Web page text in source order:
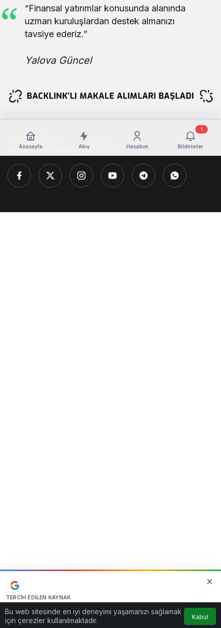
“Finansal yatırımlar konusunda alanında
uzman kuruluşlardan destek almanızı
tavsiye ederiz.”
Yalova Güncel
Bu web sitesinde en iyi deneyimi yaşamanızı sağlamak
için çerezler kullanılmaktadır.
Kabul
Anasayfa Akış Hesabım Bildirimler
1
Copyright © 2026 , Tüm Hakları Yalova Güncel Haber Aittir !
Künye Sorumluluk Reddi
TERCIH EDILEN KAYNAK
Kaynağı Ekle